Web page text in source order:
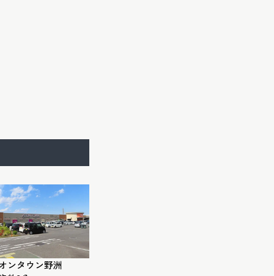
ンタウン野洲